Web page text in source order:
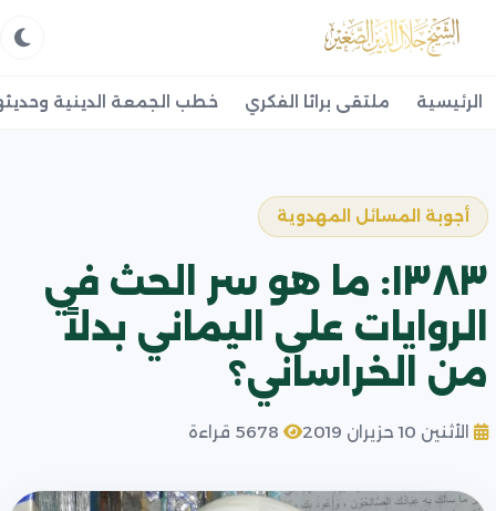
الرئيسية ملتقى براثا الفكري خطب الجمعة الدينية
أجوبة المسائل المهدوية
١٣٨٣: ما هو سر الحث في
الروايات على اليماني بدلاً
من الخراساني؟
الأثنين 10 حزيران 2019